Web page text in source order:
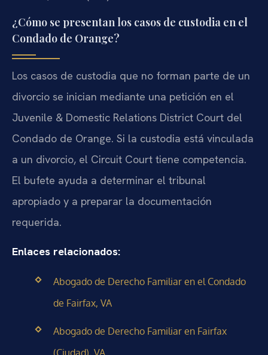
¿Cómo se presentan los casos de custodia en el
Condado de Orange?
Los casos de custodia que no forman parte de un
divorcio se inician mediante una petición en el
Juvenile & Domestic Relations District Court del
Condado de Orange. Si la custodia está vinculada
a un divorcio, el Circuit Court tiene competencia.
El bufete ayuda a determinar el tribunal
apropiado y a preparar la documentación
requerida.
Enlaces relacionados:
Abogado de Derecho Familiar en el Condado
de Fairfax, VA
Abogado de Derecho Familiar en Fairfax
(Ciudad), VA